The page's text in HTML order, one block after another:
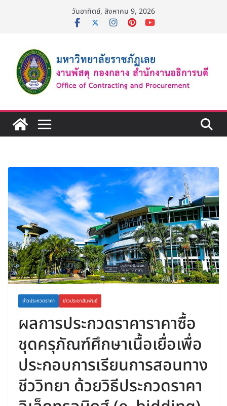
วันอาทิตย์, สิงหาคม 9, 2026
ข่าวประกวดราคา ข่าวประชาสัมพันธ์
ผลการประกวดราคาราคาซื้อ
ชุดครุภัณฑ์ศึกษาเนื้อเยื่อเพื่อ
ประกอบการเรียนการสอนทาง
ชีววิทยา ด้วยวิธีประกวดราคา